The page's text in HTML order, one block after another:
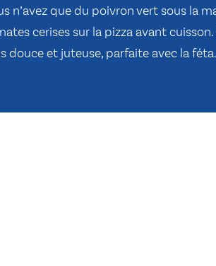
n’avez que du poivron vert sous la
cerises sur la pizza avant
douce et juteuse, parfaite avec la féta.